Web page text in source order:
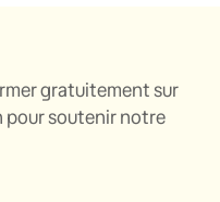
gratuitement sur
pour soutenir notre